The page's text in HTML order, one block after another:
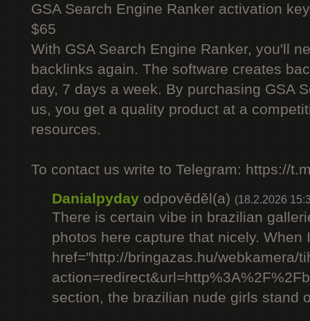
GSA Search Engine Ranker activation key
$65
With GSA Search Engine Ranker, you'll
backlinks again. The software creates
day, 7 days a week. By purchasing GSA
us, you get a quality product at a
resources.
To contact us write to Telegram: https://
Danialpyday odpověděl(a) (18.2.2026
There is certain vibe in brazilian
photos here capture that nicely. When
href="http://bringazas.hu/webkamera/
section, the brazilian nude girls stand